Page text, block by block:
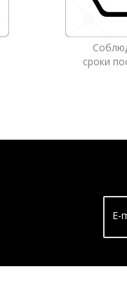
сроки
E-